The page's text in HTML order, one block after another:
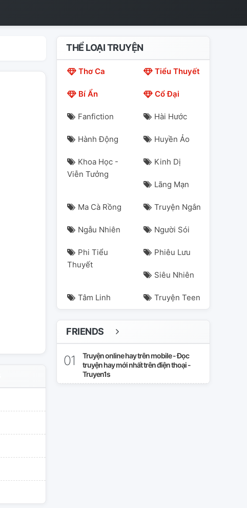
THỂ LOẠI TRUYỆN
Thơ Ca Tiểu Thuyết
Bí Ẩn Cổ Đại
Fanfiction Hài Hước
Hành Động Huyền Ảo
Khoa Học -
Viễn Tưởng
Kinh Dị
Lãng Mạn
Ma Cà Rồng Truyện Ngắn
Ngẫu Nhiên Người Sói
Phi Tiểu
Thuyết
Phiêu Lưu
Siêu Nhiên
Tâm Linh Truyện Teen
FRIENDS
Truyện online hay trên mobile - Đọc
truyện hay mới nhất trên điện thoại -
Truyen1s